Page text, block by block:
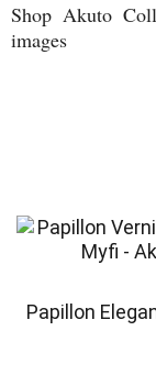
Shop Akuto
images
Papillon